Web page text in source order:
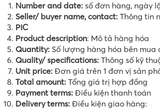
Number and date: số đơn hàng, ngày
Seller/ buyer name, contact: Thông tin
PIC
Product description: Mô tả hàng hóa
Quantity: Số lượng hàng hóa bên mua
Quality/ specifications: Thông số kỹ
Unit price: Đơn giá trên 1 đơn vị sản
Total amount: Tổng giá trị hợp đồng
Payment terms: Điều kiện thanh toán
Delivery terms: Điều kiện giao hàng: